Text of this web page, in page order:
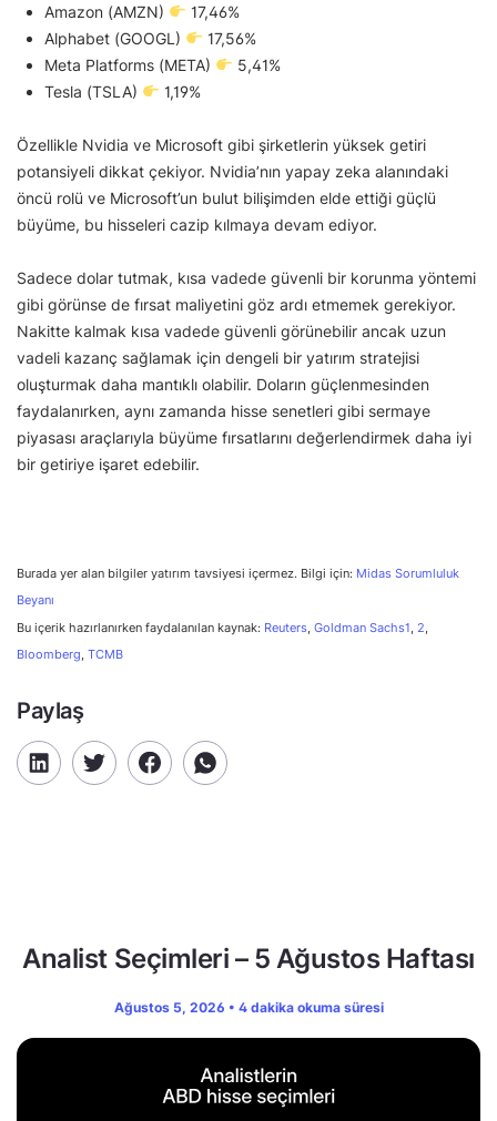
Amazon (AMZN)
17,46%
Alphabet (GOOGL)
17,56%
Meta Platforms (META)
5,41%
Tesla (TSLA)
1,19%
Özellikle Nvidia ve Microsoft gibi şirketlerin yüksek getiri
potansiyeli dikkat çekiyor. Nvidia’nın yapay zeka alanındaki
öncü rolü ve Microsoft’un bulut bilişimden elde ettiği güçlü
büyüme, bu hisseleri cazip kılmaya devam ediyor.
Sadece dolar tutmak, kısa vadede güvenli bir korunma yöntemi
gibi görünse de fırsat maliyetini göz ardı etmemek gerekiyor.
Nakitte kalmak kısa vadede güvenli görünebilir ancak uzun
vadeli kazanç sağlamak için dengeli bir yatırım stratejisi
oluşturmak daha mantıklı olabilir. Doların güçlenmesinden
faydalanırken, aynı zamanda hisse senetleri gibi sermaye
piyasası araçlarıyla büyüme fırsatlarını değerlendirmek daha iyi
bir getiriye işaret edebilir.
Burada yer alan bilgiler yatırım tavsiyesi içermez. Bilgi için: Midas Sorumluluk
Beyanı
Bu içerik hazırlanırken faydalanılan kaynak: Reuters Goldman Sachs1 2
Bloomberg TCMB
Paylaş
Analist Seçimleri – 5 Ağustos Haftası
Ağustos 5, 2026 • 4 dakika okuma süresi